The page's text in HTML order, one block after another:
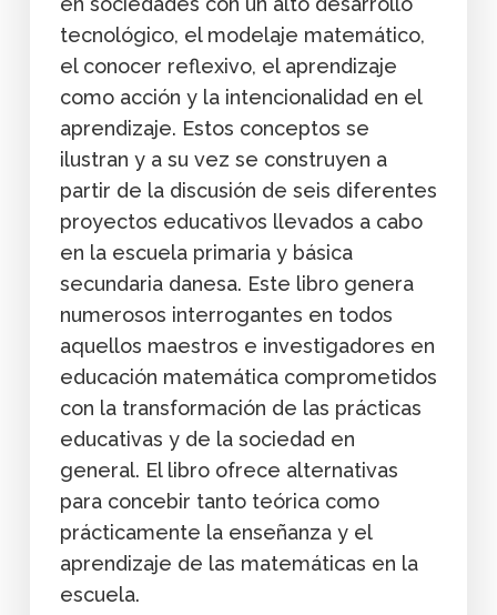
tecnológico, el modelaje matemático,
el conocer reflexivo, el aprendizaje
como acción y la intencionalidad en el
aprendizaje. Estos conceptos se
ilustran y a su vez se construyen a
partir de la discusión de seis diferentes
proyectos educativos llevados a cabo
en la escuela primaria y básica
secundaria danesa. Este libro genera
numerosos interrogantes en todos
aquellos maestros e investigadores en
educación matemática comprometidos
con la transformación de las prácticas
educativas y de la sociedad en
general. El libro ofrece alternativas
para concebir tanto teórica como
prácticamente la enseñanza y el
aprendizaje de las matemáticas en la
escuela.